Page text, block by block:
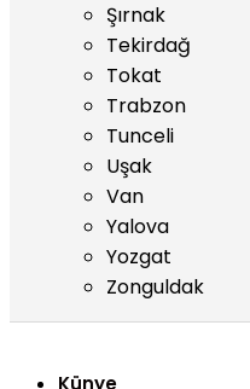
Şırnak
Tekirdağ
Tokat
Trabzon
Tunceli
Uşak
Van
Yalova
Yozgat
Zonguldak
Künye